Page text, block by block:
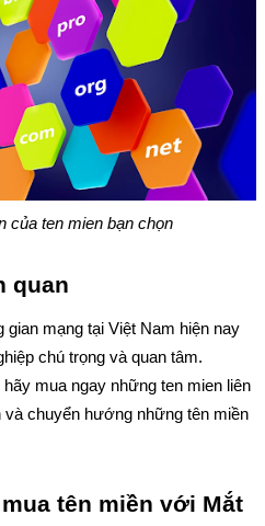
của ten mien bạn chọn
quan
gian mạng tại Việt Nam hiện nay
chú trọng và quan tâm.
mua ngay những ten mien liên
chuyển hướng những tên miền
tên miền với Mắt